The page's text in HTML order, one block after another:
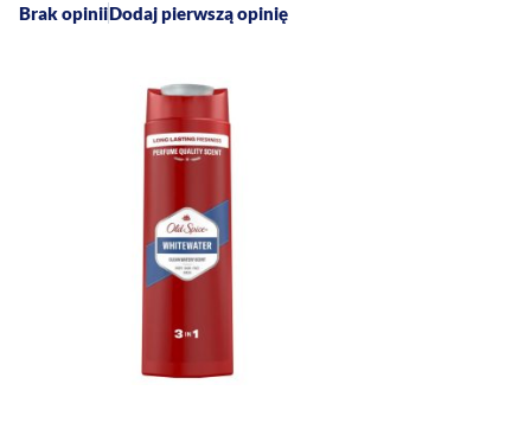
Brak opiniiDodaj pierwszą opinię